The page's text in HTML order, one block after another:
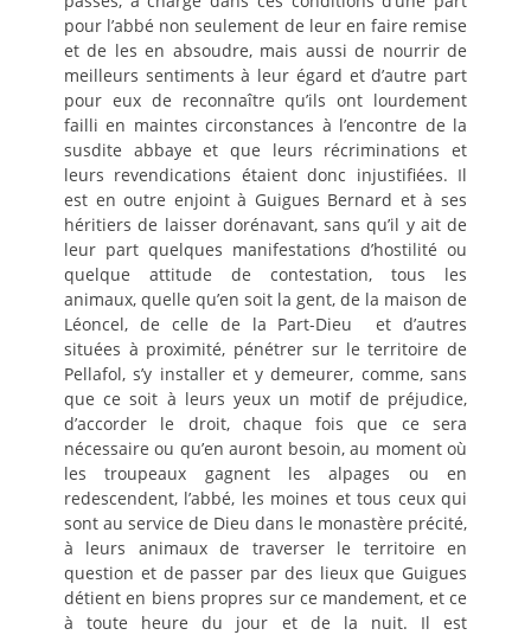
pour l’abbé non seulement de leur en faire remise
et de les en absoudre, mais aussi de nourrir de
meilleurs sentiments à leur égard et d’autre part
pour eux de reconnaître qu’ils ont lourdement
failli en maintes circonstances à l’encontre de la
susdite abbaye et que leurs récriminations et
leurs revendications étaient donc injustifiées. Il
est en outre enjoint à Guigues Bernard et à ses
héritiers de laisser dorénavant, sans qu’il y ait de
leur part quelques manifestations d’hostilité ou
quelque attitude de contestation, tous les
animaux, quelle qu’en soit la gent, de la maison de
Léoncel, de celle de la Part-Dieu et d’autres
situées à proximité, pénétrer sur le territoire de
Pellafol, s’y installer et y demeurer, comme, sans
que ce soit à leurs yeux un motif de préjudice,
d’accorder le droit, chaque fois que ce sera
nécessaire ou qu’en auront besoin, au moment où
les troupeaux gagnent les alpages ou en
redescendent, l’abbé, les moines et tous ceux qui
sont au service de Dieu dans le monastère précité,
à leurs animaux de traverser le territoire en
question et de passer par des lieux que Guigues
détient en biens propres sur ce mandement, et ce
à toute heure du jour et de la nuit. Il est